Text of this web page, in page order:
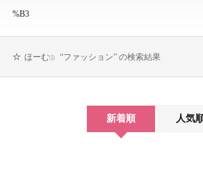
%B3
ほーむ “ファッション” の検索結果
新着順 人気